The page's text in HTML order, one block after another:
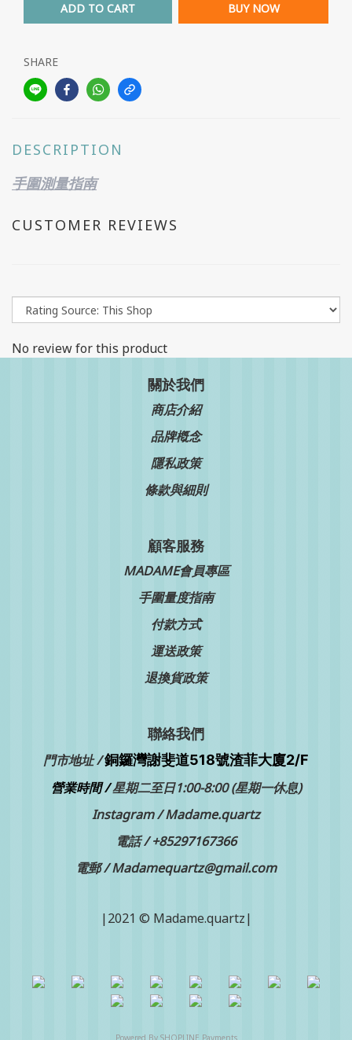
ADD TO CART BUY NOW
SHARE
DESCRIPTION
手圍測量指南
CUSTOMER REVIEWS
No review for this product
關於我們
商店介紹
品牌槪念
隱私政策
條款與細則
顧客服務
MADAME會員專區
手圍量度指南
付款方式
運送政策
退換貨政策
聯絡我們
門市地址 /銅鑼灣謝斐道518號渣菲大廈2/F
營業時間 /星期二至日1:00-8:00 (星期一休息)
Instagram /Madame.quartz
電話 /+85297167366
電郵 / Madamequartz@gmail.com
|2021 © Madame.quartz|
Powered By SHOPLINE Payments